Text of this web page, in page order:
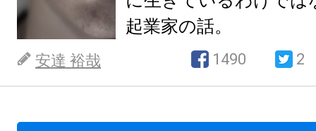
起業家の話。
安達 裕哉 1490 2